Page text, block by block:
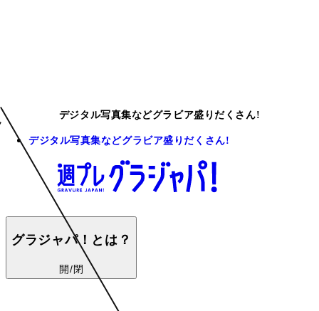
デジタル写真集などグラビア盛りだくさん!
デジタル写真集などグラビア盛りだくさん!
グラジャパ！とは？
開/閉